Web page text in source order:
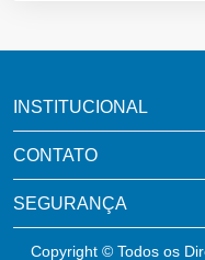
INSTITUCIONAL
CONTATO
SEGURANÇA
Copyright © Todos os